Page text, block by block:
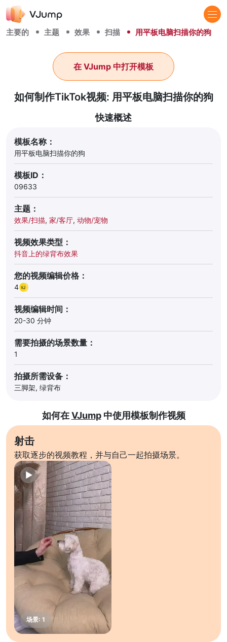
主要的 主题 效果 扫描 用平板电脑扫描你的狗
如何制作TikTok视频: 用平板电脑扫描你的狗
在 VJump 中打开模板
快速概述
模板名称：
用平板电脑扫描你的狗
模板ID：
09633
主题：
效果/扫描, 家/客厅, 动物/宠物
视频效果类型：
抖音上的绿背布效果
您的视频编辑价格：
4
视频编辑时间：
20-30 分钟
需要拍摄的场景数量：
1
拍摄所需设备：
三脚架, 绿背布
如何在VJump中使用模板制作视频
射击
获取逐步的视频教程，并与自己一起拍摄场景。